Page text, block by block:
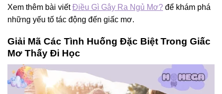
Xem thêm bài viếtĐiều Gì Gây Ra Ngủ Mơ? để khám phá
những yếu tố tác động đến giấc mơ.
Giải Mã Các Tình Huống Đặc Biệt Trong Giấc
Mơ Thấy Đi Học